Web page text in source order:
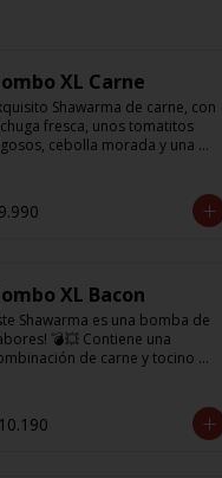
XL Carne
Shawarma de carne, con
fresca, unos tomatitos
cebolla morada y una
XL Bacon
Shawarma es una bomba de
💣💥 Contiene una
de carne y tocino
exquisita salsa BBQ y obvio no
faltar la bebida de 350cc